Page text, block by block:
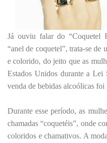
Já ouviu falar do “Coquetel
“anel de coquetel”, trata-se de
e colorido, do jeito que as
Estados Unidos durante a Lei
venda de bebidas alcoólicas
Durante esse período, as
chamadas “coquetéis”, onde
coloridos e chamativos. A